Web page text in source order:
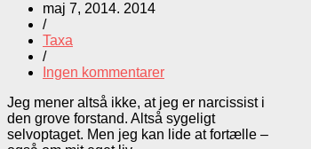
maj 7, 2014. 2014
/
Taxa
/
Ingen kommentarer
Jeg mener altså ikke, at jeg er narcissist i
den grove forstand. Altså sygeligt
selvoptaget. Men jeg kan lide at fortælle –